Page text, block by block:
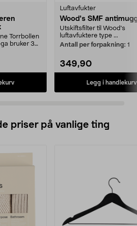
Torrbollen
bruker 3
Luftavfukter
Wood's SMF
Utskiftsfilter til Wood's
luftavfuktere type ...
Antall per forpakning: 1
349,90
Legg i handlekurv
priser på vanlige ting